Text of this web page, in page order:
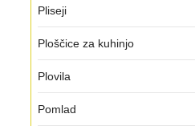
Pliseji
Ploščice za kuhinjo
Plovila
Pomlad